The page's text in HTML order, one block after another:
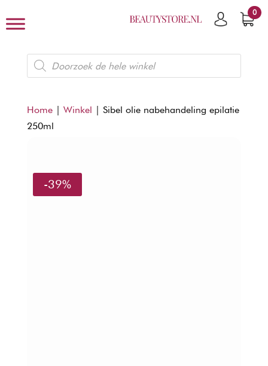
0
Producten
zoeken
Home| Winkel | Sibel olie nabehandeling epilatie
250ml
-39%